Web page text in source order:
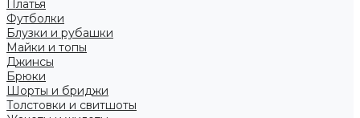
Платья
Футболки
Блузки и рубашки
Майки и топы
Джинсы
Брюки
Шорты и бриджи
Толстовки и свитшоты